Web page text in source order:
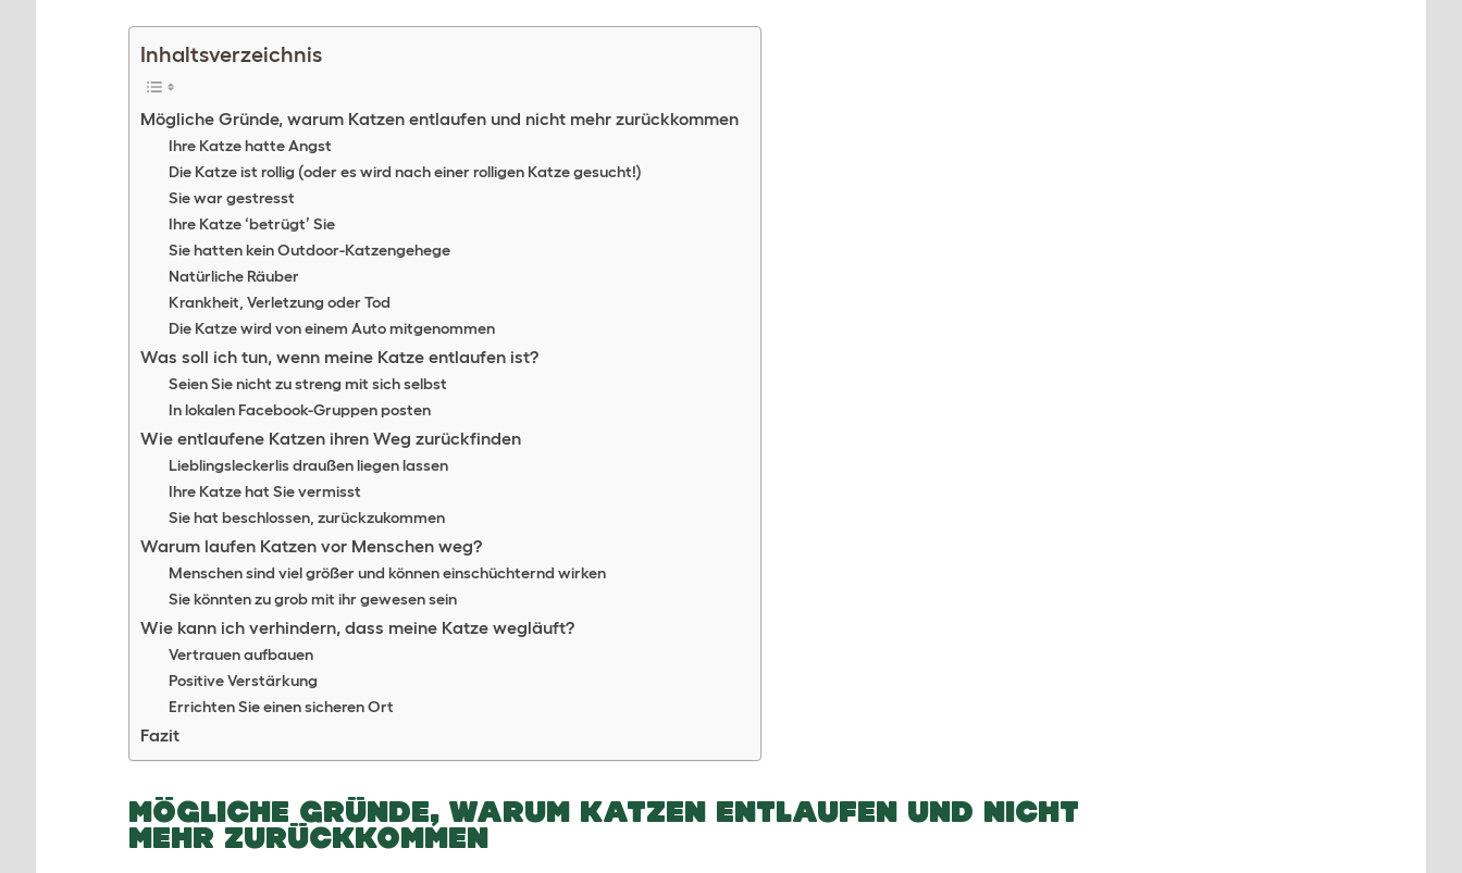
Inhaltsverzeichnis
Mögliche Gründe, warum Katzen entlaufen und nicht mehr zurückkommen
Ihre Katze hatte Angst
Die Katze ist rollig (oder es wird nach einer rolligen Katze gesucht!)
Sie war gestresst
Ihre Katze ‘betrügt’ Sie
Sie hatten kein Outdoor-Katzengehege
Natürliche Räuber
Krankheit, Verletzung oder Tod
Die Katze wird von einem Auto mitgenommen
Was soll ich tun, wenn meine Katze entlaufen ist?
Seien Sie nicht zu streng mit sich selbst
In lokalen Facebook-Gruppen posten
Wie entlaufene Katzen ihren Weg zurückfinden
Lieblingsleckerlis draußen liegen lassen
Ihre Katze hat Sie vermisst
Sie hat beschlossen, zurückzukommen
Warum laufen Katzen vor Menschen weg?
Menschen sind viel größer und können einschüchternd wirken
Sie könnten zu grob mit ihr gewesen sein
Wie kann ich verhindern, dass meine Katze wegläuft?
Vertrauen aufbauen
Positive Verstärkung
Errichten Sie einen sicheren Ort
Fazit
MÖGLICHE GRÜNDE, WARUM KATZEN ENTLAUFEN UND NICHT
MEHR ZURÜCKKOMMEN